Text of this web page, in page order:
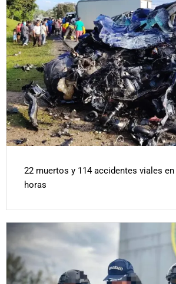
22 muertos y 114 accidentes viales en
horas